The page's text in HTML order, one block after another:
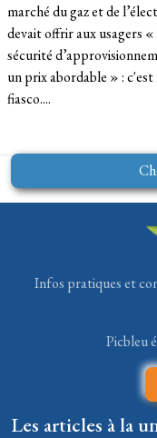
marché du gaz et de
devait offrir aux usagers «
sécurité
un prix abordable » : c'est
fiasco....
Infos pratiques et
Picbleu
Les articles à la